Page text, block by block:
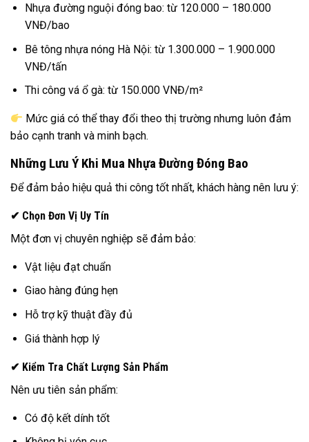
Nhựa đường nguội đóng bao: từ 120.000 – 180.000
VNĐ/bao
Bê tông nhựa nóng Hà Nội: từ 1.300.000 – 1.900.000
VNĐ/tấn
Thi công vá ổ gà: từ 150.000 VNĐ/m²
Mức giá có thể thay đổi theo thị trường nhưng luôn đảm
bảo cạnh tranh và minh bạch.
Những Lưu Ý Khi Mua Nhựa Đường Đóng Bao
Để đảm bảo hiệu quả thi công tốt nhất, khách hàng nên lưu ý:
✔ Chọn Đơn Vị Uy Tín
Một đơn vị chuyên nghiệp sẽ đảm bảo:
Vật liệu đạt chuẩn
Giao hàng đúng hẹn
Hỗ trợ kỹ thuật đầy đủ
Giá thành hợp lý
✔ Kiểm Tra Chất Lượng Sản Phẩm
Nên ưu tiên sản phẩm:
Có độ kết dính tốt